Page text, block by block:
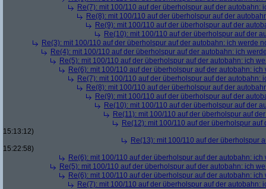
Re(7): mit 100/110 auf der überholspur auf der autobahn:
Re(8): mit 100/110 auf der überholspur auf der
Re(9): mit 100/110 auf der überholspur auf der
Re(10): mit 100/110 auf der überholspur auf der
Re(3): mit 100/110 auf der überholspur auf der autobahn: ich werde
Re(4): mit 100/110 auf der überholspur auf der autobahn: ich
Re(5): mit 100/110 auf der überholspur auf der autobahn: ich
Re(6): mit 100/110 auf der überholspur auf der autobahn:
Re(7): mit 100/110 auf der überholspur auf der autobahn:
Re(8): mit 100/110 auf der überholspur auf der
Re(9): mit 100/110 auf der überholspur auf der
Re(10): mit 100/110 auf der überholspur auf der
Re(11): mit 100/110 auf der überholspur auf
Re(12): mit 100/110 auf der überholspur
15:13:12)
Re(13): mit 100/110 auf der überholspur
15:22:58)
Re(6): mit 100/110 auf der überholspur auf der autobahn:
Re(5): mit 100/110 auf der überholspur auf der autobahn: ich
Re(6): mit 100/110 auf der überholspur auf der autobahn:
Re(7): mit 100/110 auf der überholspur auf der autobahn: